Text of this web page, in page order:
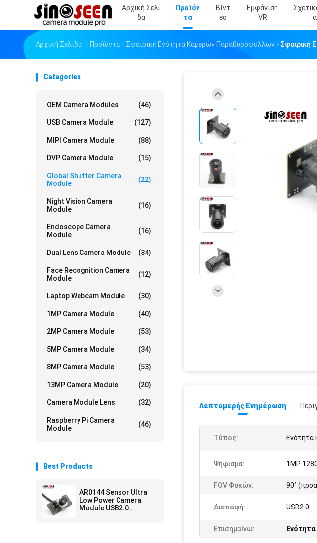
Αρχική Σελί
Δα
Προϊόν
Τα
Βίντ
Εο
Εμφάνιση
VR
Αρχική Σελίδα Προϊόντα Σφαιρική Ενότητα Καμερών Παραθυρόφυλλων Σφαιρική
Catagories
OEM Camera Modules (46)
USB Camera Module (127)
MIPI Camera Module (88)
DVP Camera Module (15)
Global Shutter Camera
Module
(22)
Night Vision Camera
Module
(16)
Endoscope Camera
Module
(16)
Dual Lens Camera Module (34)
Face Recognition Camera
Module
(12)
Laptop Webcam Module (30)
1MP Camera Module (40)
2MP Camera Module (53)
5MP Camera Module (34)
8MP Camera Module (53)
13MP Camera Module (20)
Camera Module Lens (32)
Raspberry Pi Camera
Module
(46)
Best Products
AR0144 Sensor Ultra
Low Power Camera
Module USB2.0
Λεπτομερής Ενημέρωση
Τύπος: Ενότητα
Ψήφισμα: 1MP
FOV Φακών: 90°
Διεπαφή: USB2.0
Επισημαίνω: